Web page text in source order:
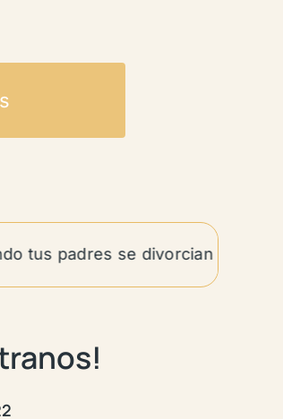
tus padres se divorcian siendo